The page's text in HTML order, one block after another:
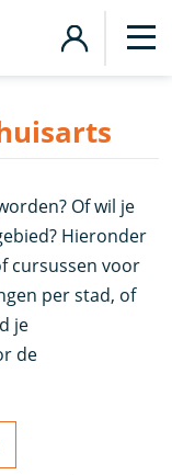
Of wil je
Hieronder
cursussen voor
per stad, of
je
de